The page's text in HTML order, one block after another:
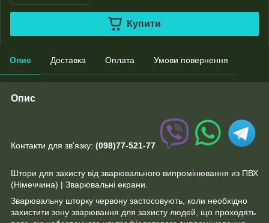
Купити
Опис Доставка Оплата Умови повернення
Опис
Контакти для зв'язку: (098)77-521-77
Штори для захисту від зварювального випромінювання из ПВХ
(Німеччина) | Зварювальні екрани.
Зварювальну шторку червону застосовують, коли необхідно
захистити зону зварювання для захисту людей, що проходять